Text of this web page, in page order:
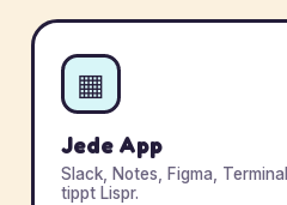
▦
Jede App
Slack, Notes, Figma,
tippt Lispr.